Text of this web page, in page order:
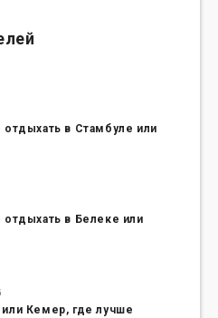
отдыхать в Стамбуле или
отдыхать в Белеке или
Кемер, где лучше